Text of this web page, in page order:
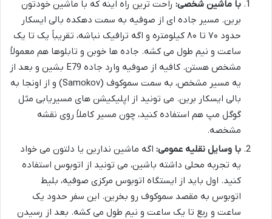
با ماشین شخصی: راحت ترین راه اینه که با ماشین خودتون
برین. مسیر جاده ای از صوفیه به سمت دهکده بالی ایسکار
حدود ۷۰ تا ۸۰ کیلومتره و اگه ترافیک نباشه، تقریباً یک تا یک
ساعت و نیم طول می کشه. جاده ها خوبن و تابلوها هم معمولاً
مشخص هستن. کافیه از صوفیه وارد جاده E79 بشین و بعد از
یه مسیر مشخص، به سمت سموکوف (Samokov) و از اونجا به
بالی ایسکار برین. می تونید از اپلیکیشن های مسیریابی مثل
گوگل مپ هم استفاده کنید، چون مسیر کاملاً روی نقشه
مشخصه.
با وسایل نقلیه عمومی: اگه ماشین ندارین یا دلتون می خواد
یه تجربه محلی داشته باشین، می تونید از اتوبوس استفاده
کنید. اول باید از ایستگاه اتوبوس مرکزی صوفیه، بلیط
اتوبوس به مقصد سموکوف رو بخرین. این سفر حدود یک
ساعت و ربع تا یک ساعت و نیم طول می کشه. بعد از رسیدن